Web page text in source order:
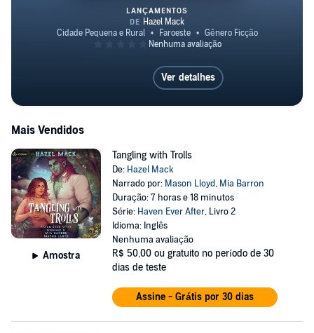
Buckle Up, Buttercup
LANÇAMENTOS
Ver detalhes
Mais Vendidos
Amostra
Tangling with Trolls
De: Hazel Mack
Narrado por: Mason Lloyd, Mia Barron
Duração: 7 horas e 18 minutos
Série: Haven Ever After, Livro 2
Idioma: Inglês
Nenhuma avaliação
R$ 50,00 ou gratuito no período de 30
dias de teste
Assine - Grátis por 30 dias